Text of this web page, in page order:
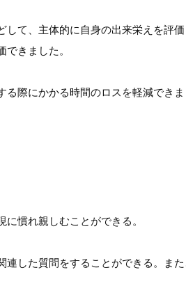
て、主体的に自身の出来栄えを評
きました。
際にかかる時間のロスを軽減でき
慣れ親しむことができる。
した質問をすることができる。ま